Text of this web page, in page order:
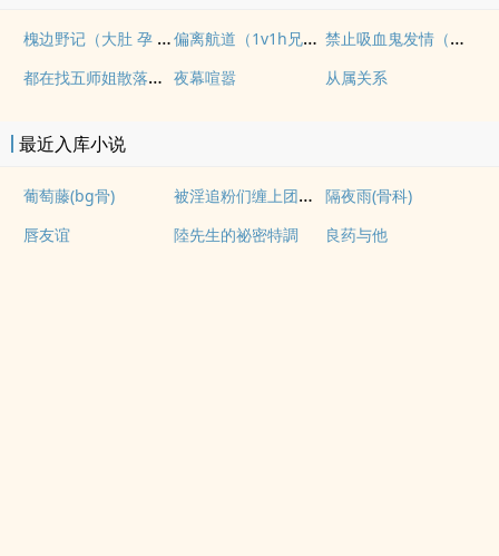
槐边野记（大肚 孕 甜甜 肉文 ） 偏离航道（1v1h兄妹骨科bg）
禁止吸血鬼发情（姐狗高H 1v1）
都在找五师姐散落的法宝 夜幕喧嚣 从属关系
最近入库小说
葡萄藤(bg骨) 被淫追粉们缠上团播女主播(露出NPH)
隔夜雨(骨科)
唇友谊
陸先生的祕密特調 良药与他